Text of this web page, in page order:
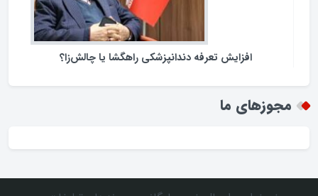
افزایش تعرفه دندانپزشکی راهگشا یا چالش‌زا؟